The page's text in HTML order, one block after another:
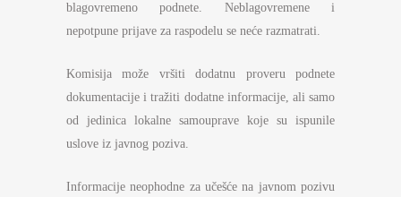
blagovremeno podnete. Neblagovremene i
nepotpune prijave za raspodelu se neće razmatrati.
Komisija može vršiti dodatnu proveru podnete
dokumentacije i tražiti dodatne informacije, ali samo
od jedinica lokalne samouprave koje su ispunile
uslove iz javnog poziva.
Informacije neophodne za učešće na javnom pozivu